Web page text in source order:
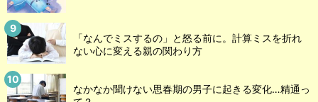
「なんでミスするの」と怒る前に。計算ミスを折れ
ない心に変える親の関わり方
なかなか聞けない思春期の男子に起きる変化…精通っ